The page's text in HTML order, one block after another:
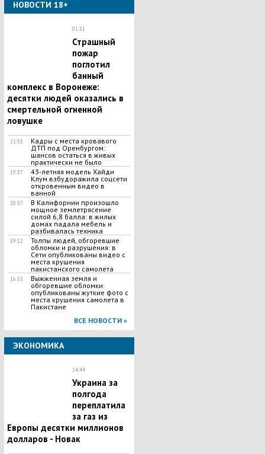
НОВОСТИ 18+
01:31
Страшный
пожар
поглотил
банный
комплекс в Воронеже:
десятки людей оказались в
смертельной огненной
ловушке
21:53
Кадры с места кровавого
ДТП под Оренбургом:
шансов остаться в живых
практически не было
19:37
43-летняя модель Хайди
Клум взбудоражила соцсети
откровенным видео в
ванной
20:37
В Калифорнии произошло
мощное землетрясение
силой 6,8 балла: в жилых
домах падала мебель и
разбивалась техника
19:12
Толпы людей, обгоревшие
обломки и разрушения: в
Сети опубликованы видео с
места крушения
пакистанского самолета
16:53
Выжженная земля и
обгоревшие обломки:
опубликованы жуткие фото с
места крушения самолета в
Пакистане
ВСЕ НОВОСТИ »
ЭКОНОМИКА
14:44
Украина за
полгода
переплатила
за газ из
Европы десятки миллионов
долларов - Новак